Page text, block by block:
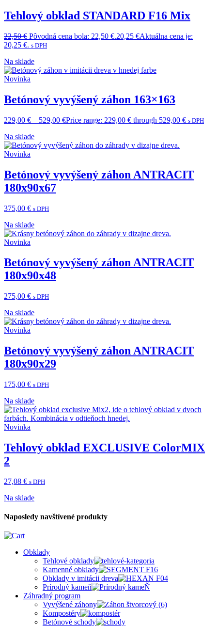
Tehlový obklad STANDARD F16 Mix
22,50€ Pôvodná cena bola: 22,50 €.20,25 €Aktuálna cena je:
20,25 €. s DPH
Na sklade
Novinka
Betónový vyvýšený záhon 163×163
229,00 € – 529,00 €Price range: 229,00 € through 529,00 € s DPH
Na sklade
Novinka
Betónový vyvýšený záhon ANTRACIT
180x90x67
375,00 € s DPH
Na sklade
Novinka
Betónový vyvýšený záhon ANTRACIT
180x90x48
275,00 € s DPH
Na sklade
Novinka
Betónový vyvýšený záhon ANTRACIT
180x90x29
175,00 € s DPH
Na sklade
Novinka
Tehlový obklad EXCLUSIVE ColorMIX
2
27,08 € s DPH
Na sklade
Naposledy navštívené produkty
Obklady
Tehlové obklady
Kamenné obklady
Obklady v imitácii dreva
Prírodný kameň
Záhradný program
Vyvýšené záhony
Kompostéry
Betónové schody